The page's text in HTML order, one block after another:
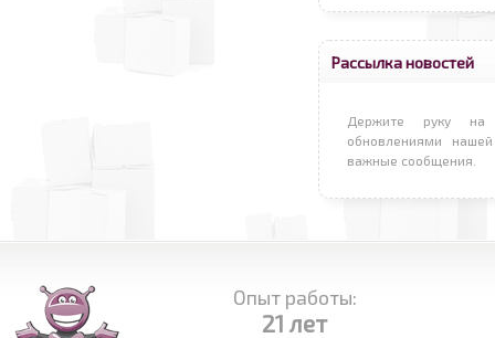
Рассылка новостей
Держите руку на
обновлениями
важные сообщения.
Опыт работы:
21 лет